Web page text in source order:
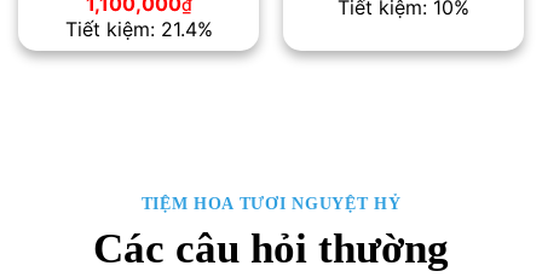
gốc
là:
1,400,000₫.
hiện
tại
là:
Tiết kiệm: 21.4%
là:
là:
Tiết kiệm: 10%
TIỆM HOA TƯƠI NGUYỆT HỶ
Các câu hỏi thường